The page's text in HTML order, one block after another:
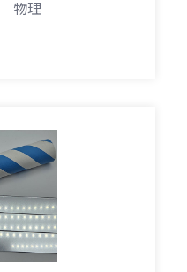
物理